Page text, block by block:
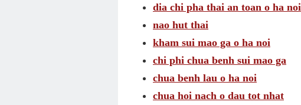
dia chi pha thai an toan o ha noi
nao hut thai
kham sui mao ga o ha noi
chi phi chua benh sui mao ga
chua benh lau o ha noi
chua hoi nach o dau tot nhat